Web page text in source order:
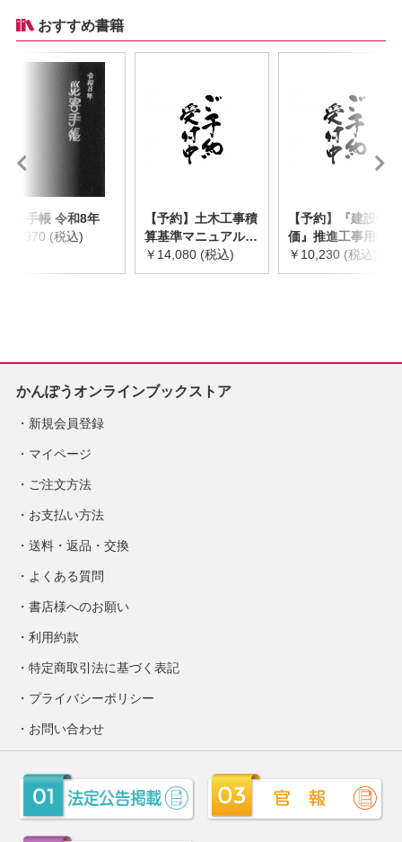
おすすめ書籍
災害手帳 令和8年
￥2,970 (税込)
【予約】土木工事積
算基準マニュアル
令和8年度版
※2026年8月下旬発
￥14,080 (税込)
【予約】『建設物
価』推進工事用機械
器具等基礎価格表
2026年度版
￥10,230 (税込)
かんぽうオンラインブックストア
新規会員登録
マイページ
ご注文方法
お支払い方法
送料・返品・交換
よくある質問
書店様へのお願い
利用約款
特定商取引法に基づく表記
プライバシーポリシー
お問い合わせ